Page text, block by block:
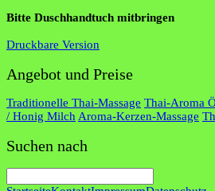
Bitte Duschhandtuch mitbringen
Druckbare Version
Angebot und Preise
Traditionelle Thai-Massage Thai-Aroma
/ Honig Milch Aroma-Kerzen-Massage
Suchen nach